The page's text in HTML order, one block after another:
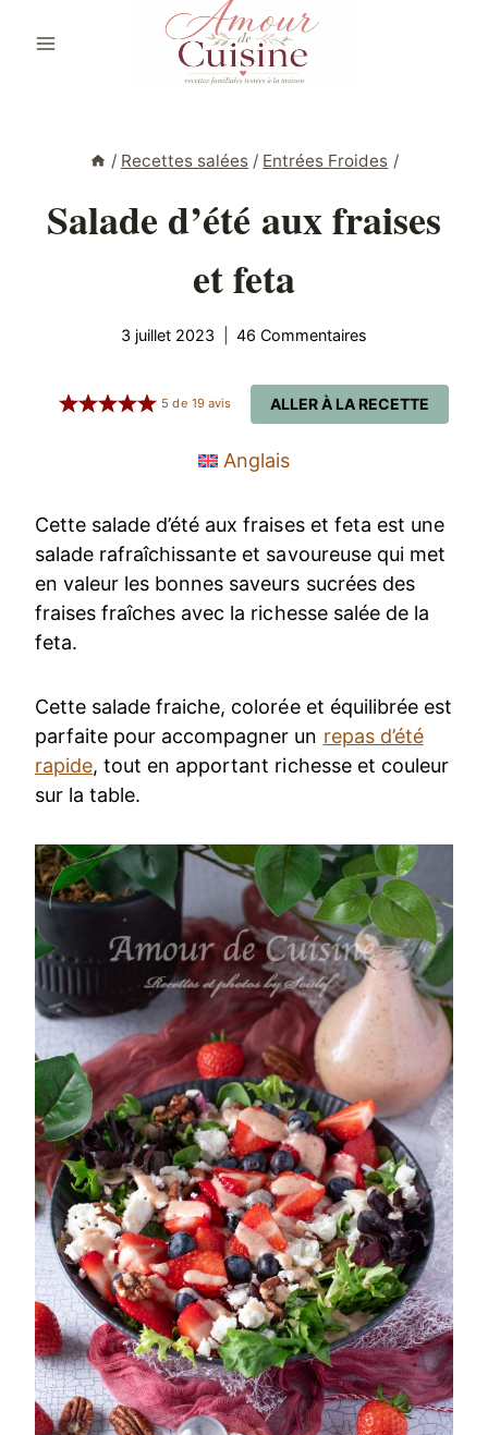
/ Recettes salées / Entrées Froides /
Salade d’été aux fraises
et feta
3 juillet 2023 46 Commentaires
ALLER À LA RECETTE
5 de 19avis
Anglais
Cette salade d’été aux fraises et feta est une
salade rafraîchissante et savoureuse qui met
en valeur les bonnes saveurs sucrées des
fraises fraîches avec la richesse salée de la
feta.
Cette salade fraiche, colorée et équilibrée est
parfaite pour accompagner un repas d’été
rapide, tout en apportant richesse et couleur
sur la table.